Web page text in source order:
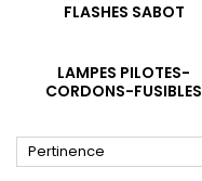
FLASHES SABOT
LAMPES PILOTES-
CORDONS-FUSIBLES
Pertinence